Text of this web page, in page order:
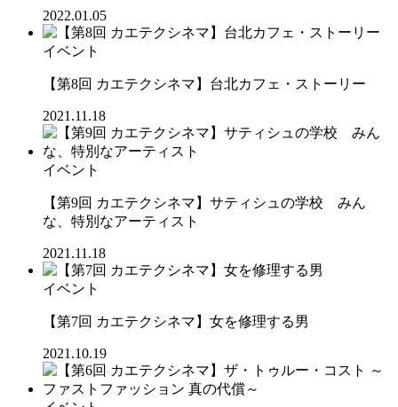
2022.01.05
イベント
【第8回 カエテクシネマ】台北カフェ・ストーリー
2021.11.18
イベント
【第9回 カエテクシネマ】サティシュの学校 みん
な、特別なアーティスト
2021.11.18
イベント
【第7回 カエテクシネマ】女を修理する男
2021.10.19